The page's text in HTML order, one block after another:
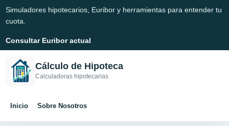
Simuladores hipotecarios, Euribor y herramientas para entender tu
cuota.
Consultar Euribor actual
Cálculo de Hipoteca
Calculadoras hipotecarias
Inicio Sobre Nosotros